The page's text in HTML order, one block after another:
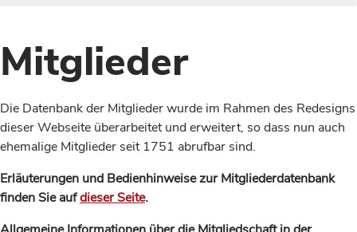
Mitglieder
Die Datenbank der Mitglieder wurde im Rahmen des Redesigns
dieser Webseite überarbeitet und erweitert, so dass nun auch
ehemalige Mitglieder seit 1751 abrufbar sind.
Erläuterungen und Bedienhinweise zur Mitgliederdatenbank
finden Sie aufdieser Seite.